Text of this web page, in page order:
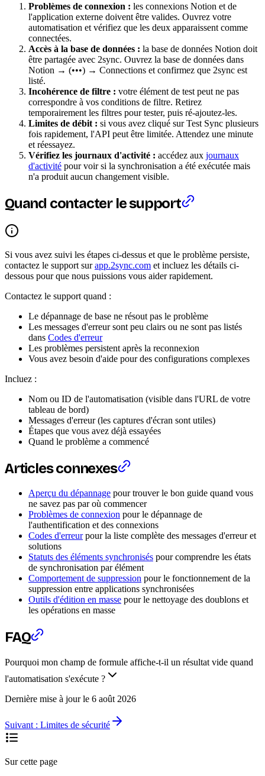
Problèmes de connexion : les connexions Notion et de
l'application externe doivent être valides. Ouvrez votre
automatisation et vérifiez que les deux apparaissent comme
connectées.
Accès à la base de données : la base de données Notion doit
être partagée avec 2sync. Ouvrez la base de données dans
Notion → (•••) → Connections et confirmez que 2sync est
listé.
Incohérence de filtre : votre élément de test peut ne pas
correspondre à vos conditions de filtre. Retirez
temporairement les filtres pour tester, puis ré-ajoutez-les.
Limites de débit : si vous avez cliqué sur Test Sync plusieurs
fois rapidement, l'API peut être limitée. Attendez une minute
et réessayez.
Vérifiez les journaux d'activité : accédez aux journaux
d'activité pour voir si la synchronisation a été exécutée mais
n'a produit aucun changement visible.
Quand contacter le support
Si vous avez suivi les étapes ci-dessus et que le problème persiste,
contactez le support surapp.2sync.com et incluez les détails ci-
dessous pour que nous puissions vous aider rapidement.
Contactez le support quand :
Le dépannage de base ne résout pas le problème
Les messages d'erreur sont peu clairs ou ne sont pas listés
dans Codes d'erreur
Les problèmes persistent après la reconnexion
Vous avez besoin d'aide pour des configurations complexes
Incluez :
Nom ou ID de l'automatisation (visible dans l'URL de votre
tableau de bord)
Messages d'erreur (les captures d'écran sont utiles)
Étapes que vous avez déjà essayées
Quand le problème a commencé
Articles connexes
Aperçu du dépannage pour trouver le bon guide quand vous
ne savez pas par où commencer
Problèmes de connexion pour le dépannage de
l'authentification et des connexions
Codes d'erreurpour la liste complète des messages d'erreur et
solutions
Statuts des éléments synchronisés pour comprendre les états
de synchronisation par élément
Comportement de suppression pour le fonctionnement de la
suppression entre applications synchronisées
Outils d'édition en masse pour le nettoyage des doublons et
les opérations en masse
FAQ
Pourquoi mon champ de formule affiche-t-il un résultat vide quand
l'automatisation s'exécute ?
Dernière mise à jour le 6 août 2026
Suivant : Limites de sécurité
Sur cette page